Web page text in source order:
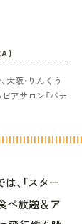
)
大阪・りんくう
アサロン「パテ
、「スター
べ放題＆ア